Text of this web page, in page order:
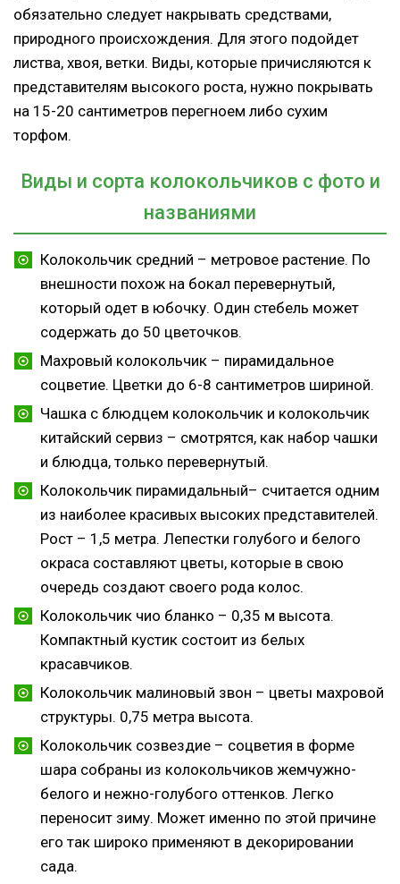
обязательно следует накрывать средствами,
природного происхождения. Для этого подойдет
листва, хвоя, ветки. Виды, которые причисляются к
представителям высокого роста, нужно покрывать
на 15-20 сантиметров перегноем либо сухим
торфом.
Виды и сорта колокольчиков с фото и
названиями
Колокольчик средний – метровое растение. По
внешности похож на бокал перевернутый,
который одет в юбочку. Один стебель может
содержать до 50 цветочков.
Махровый колокольчик – пирамидальное
соцветие. Цветки до 6-8 сантиметров шириной.
Чашка с блюдцем колокольчик и колокольчик
китайский сервиз – смотрятся, как набор чашки
и блюдца, только перевернутый.
Колокольчик пирамидальный– считается одним
из наиболее красивых высоких представителей.
Рост – 1,5 метра. Лепестки голубого и белого
окраса составляют цветы, которые в свою
очередь создают своего рода колос.
Колокольчик чио бланко – 0,35 м высота.
Компактный кустик состоит из белых
красавчиков.
Колокольчик малиновый звон – цветы махровой
структуры. 0,75 метра высота.
Колокольчик созвездие – соцветия в форме
шара собраны из колокольчиков жемчужно-
белого и нежно-голубого оттенков. Легко
переносит зиму. Может именно по этой причине
его так широко применяют в декорировании
сада.